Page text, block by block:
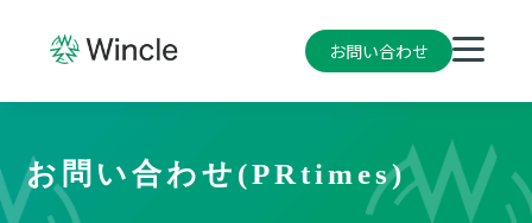
お問い合わせ
お問い合わせ(PRtimes)